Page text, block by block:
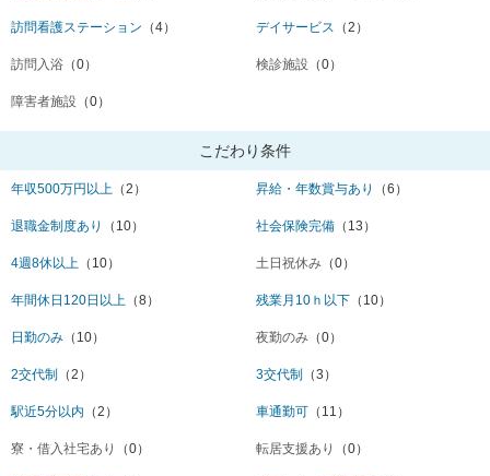
訪問看護ステーション （4） デイサービス （2）
訪問入浴 （0） 検診施設 （0）
障害者施設 （0）
こだわり条件
年収500万円以上 （2） 昇給・年数賞与あり （6）
退職金制度あり （10） 社会保険完備 （13）
4週8休以上 （10） 土日祝休み （0）
年間休日120日以上 （8） 残業月10ｈ以下 （10）
日勤のみ （10） 夜勤のみ （0）
2交代制 （2） 3交代制 （3）
駅近5分以内 （2） 車通勤可 （11）
寮・借入社宅あり （0） 転居支援あり （0）